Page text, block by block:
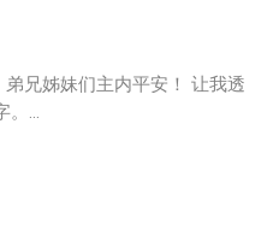
兄姊妹们主内平安！ 让我透
。...